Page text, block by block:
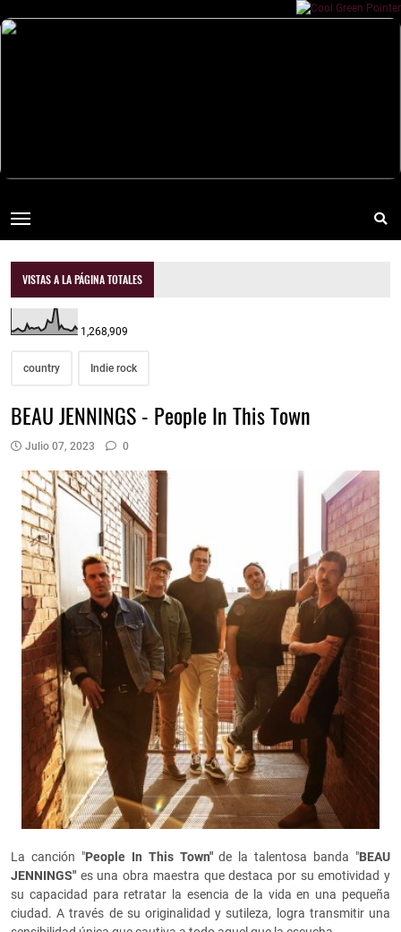
VISTAS A LA PÁGINA TOTALES
1,268,909
country Indie rock
BEAU JENNINGS - People In This Town
Julio 07, 2023 0
La canción "People In This Town"de la talentosa banda "BEAU
JENNINGS" es una obra maestra que destaca por su emotividad y
su capacidad para retratar la esencia de la vida en una pequeña
ciudad. A través de su originalidad y sutileza, logra transmitir una